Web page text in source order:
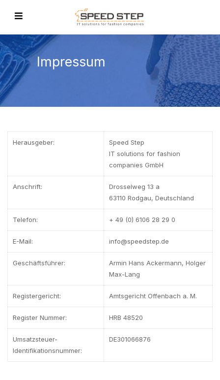
Impressum
Herausgeber:
Speed Step
IT solutions for fashion
companies GmbH
Anschrift:
Drosselweg 13 a
63110 Rodgau, Deutschland
Telefon: + 49 (0) 6106 28 29 0
E-Mail: info@speedstep.de
Geschäftsführer:
Armin Hans Ackermann, Holger
Max-Lang
Registergericht: Amtsgericht Offenbach a. M.
Register Nummer: HRB 48520
Umsatzsteuer-
Identifikationsnummer:
DE301066876